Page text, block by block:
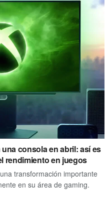
consola en abril: así es
rendimiento en juegos
transformación importante
en su área de gaming.